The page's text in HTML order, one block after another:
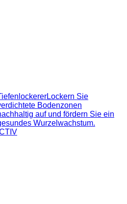
Lockern Sie
Bodenzonen
auf und fördern Sie ein
Wurzelwachstum.